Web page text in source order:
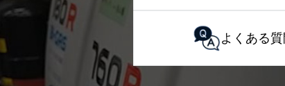
よくある質